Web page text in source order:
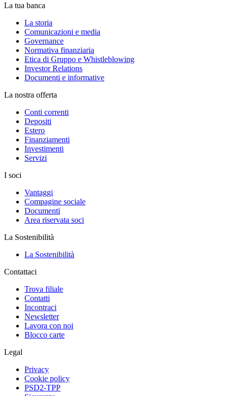
La tua banca
La storia
Comunicazioni e media
Governance
Normativa finanziaria
Etica di Gruppo e Whistleblowing
Investor Relations
Documenti e informative
La nostra offerta
Conti correnti
Depositi
Estero
Finanziamenti
Investimenti
Servizi
I soci
Vantaggi
Compagine sociale
Documenti
Area riservata soci
La Sostenibilità
La Sostenibilità
Contattaci
Trova filiale
Contatti
Incontraci
Newsletter
Lavora con noi
Blocco carte
Legal
Privacy
Cookie policy
PSD2-TPP